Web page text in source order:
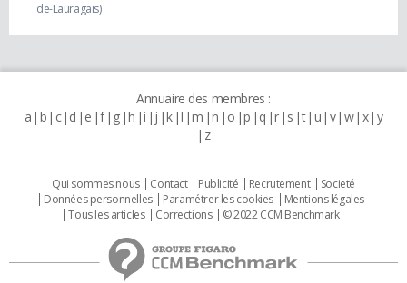
de-Lauragais)
Annuaire des membres :
a b c d e f g h i j k l m n o p q r s t u v w x y
z
Qui sommes nous Contact Publicité Recrutement
Societé
Données personnelles
Paramétrer les cookies
Mentions légales
Tous les articles
Corrections © 2022 CCM Benchmark